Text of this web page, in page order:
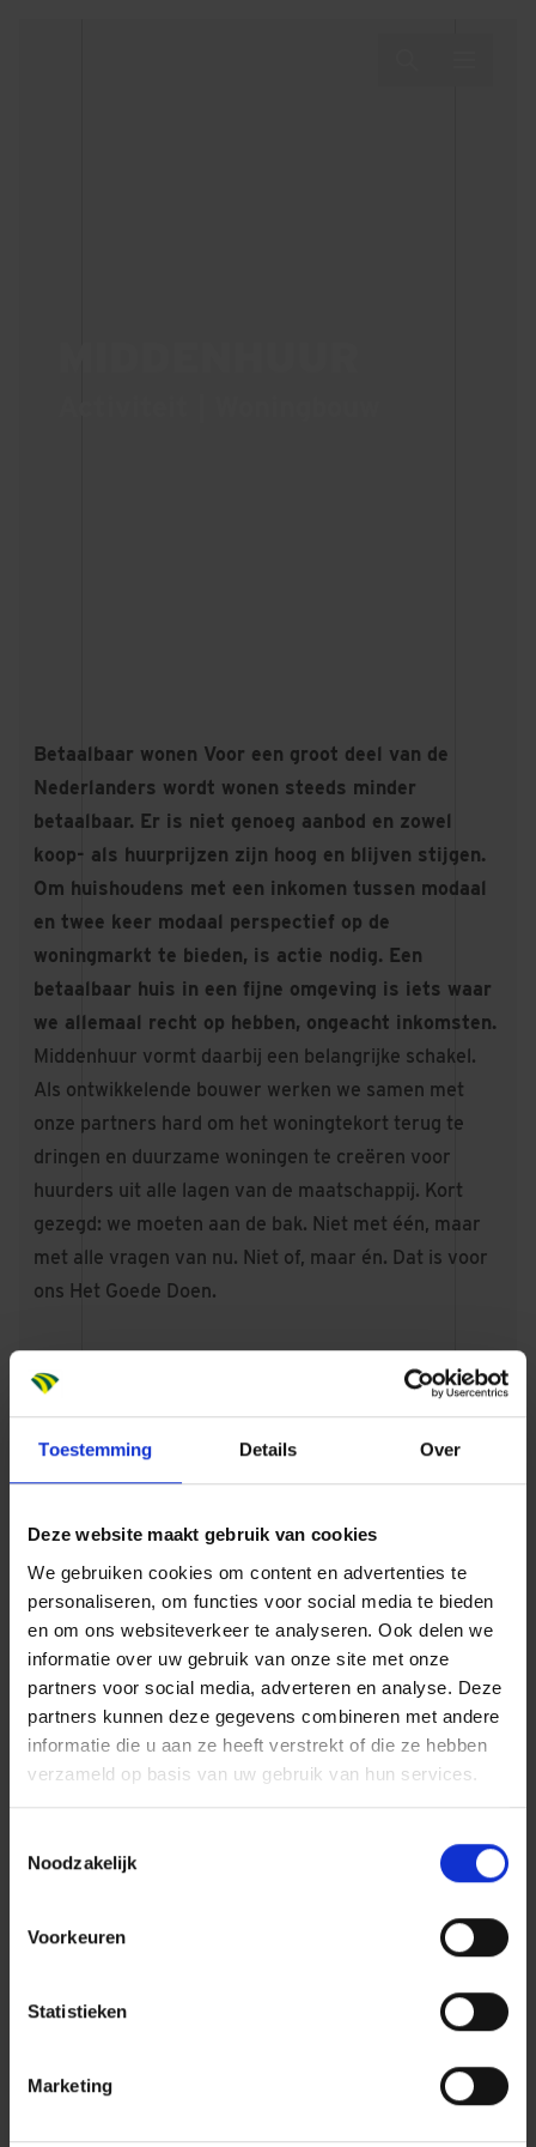
Toestemming Details Over
Deze website maakt gebruik van cookies
We gebruiken cookies om content en advertenties te
personaliseren, om functies voor social media te bieden
en om ons websiteverkeer te analyseren. Ook delen we
informatie over uw gebruik van onze site met onze
partners voor social media, adverteren en analyse. Deze
partners kunnen deze gegevens combineren met andere
informatie die u aan ze heeft verstrekt of die ze hebben
verzameld op basis van uw gebruik van hun services.
Noodzakelijk
Voorkeuren
Statistieken
Marketing
Betaalbaar wonen Voor een groot deel van de
Nederlanders wordt wonen steeds minder
betaalbaar. Er is niet genoeg aanbod en zowel
koop- als huurprijzen zijn hoog en blijven stijgen.
Om huishoudens met een inkomen tussen modaal
en twee keer modaal perspectief op de
woningmarkt te bieden, is actie nodig. Een
betaalbaar huis in een fijne omgeving is iets waar
we allemaal recht op hebben, ongeacht inkomsten.
Middenhuur vormt daarbij een belangrijke schakel.
Als ontwikkelende bouwer werken we samen met
onze partners hard om het woningtekort terug te
dringen en duurzame woningen te creëren voor
huurders uit alle lagen van de maatschappij. Kort
gezegd: we moeten aan de bak. Niet met één, maar
met alle vragen van nu. Niet of, maar én. Dat is voor
ons Het Goede Doen.
Compacte woningen in luxe tudorstijl
Oost Kwartier, Bergen op Zoom
Energiezuinig, comfortabel, luxe keuken
en sanitair
‘Door ook de gezamenlijke maatschappelijke ambitie
positieve sociale impact.’